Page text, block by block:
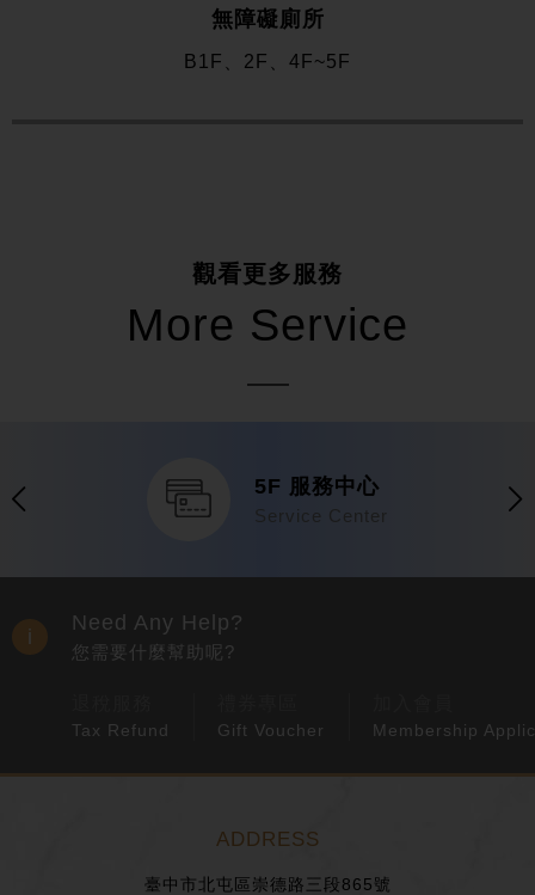
無障礙廁所
B1F、2F、4F~5F
觀看更多服務
More Service
5F 服務中心
Service Center
Need Any Help?
您需要什麼幫助呢?
Tax Refund Gift Voucher Membership
ADDRESS
臺中市北屯區崇德路三段865號